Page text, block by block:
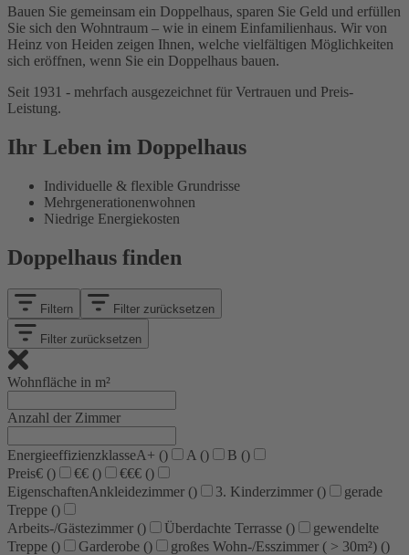
Bauen Sie gemeinsam ein Doppelhaus, sparen Sie Geld und erfüllen
Sie sich den Wohntraum – wie in einem Einfamilienhaus. Wir von
Heinz von Heiden zeigen Ihnen, welche vielfältigen Möglichkeiten
sich eröffnen, wenn Sie ein Doppelhaus bauen.
Seit 1931 - mehrfach ausgezeichnet für Vertrauen und Preis-
Leistung.
Ihr Leben im Doppelhaus
Individuelle & flexible Grundrisse
Mehrgenerationenwohnen
Niedrige Energiekosten
Doppelhaus finden
Filtern Filter zurücksetzen
Filter zurücksetzen
Wohnfläche in m²
Anzahl der Zimmer
EnergieeffizienzklasseA+ () A () B ()
Preis€ () €€ () €€€ ()
EigenschaftenAnkleidezimmer () 3. Kinderzimmer ()
gerade
Treppe ()
Arbeits-/Gästezimmer () Überdachte Terrasse ()
gewendelte
Treppe () Garderobe () großes Wohn-/Esszimmer ( > 30m²) ()